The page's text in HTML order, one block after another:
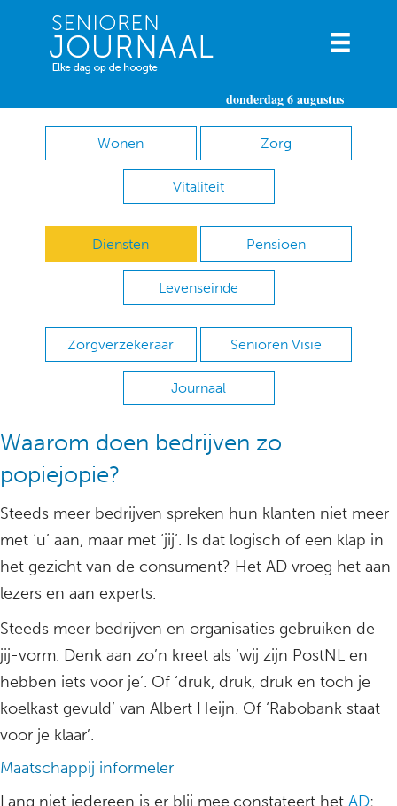
donderdag 6 augustus
Wonen Zorg
Vitaliteit
Diensten Pensioen
Levenseinde
Zorgverzekeraar Senioren Visie
Journaal
Waarom doen bedrijven zo
popiejopie?
Steeds meer bedrijven spreken hun klanten niet meer
met ‘u’ aan, maar met ‘jij’. Is dat logisch of een klap in
het gezicht van de consument? Het AD vroeg het aan
lezers en aan experts.
Steeds meer bedrijven en organisaties gebruiken de
jij-vorm. Denk aan zo’n kreet als ‘wij zijn PostNL en
hebben iets voor je’. Of ‘druk, druk, druk en toch je
koelkast gevuld’ van Albert Heijn. Of ‘Rabobank staat
voor je klaar’.
Maatschappij informeler
Lang niet iedereen is er blij mee,constateert het AD: